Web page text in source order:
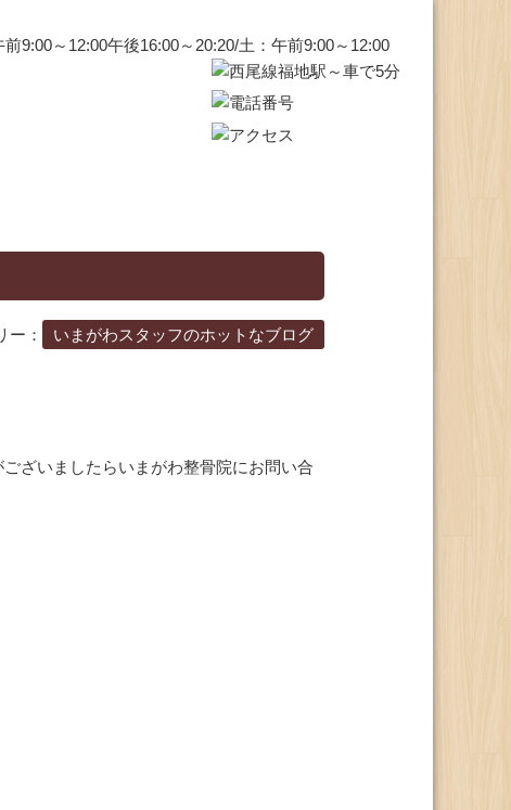
ー： いまがわスタッフのホットなブログ
ざいましたらいまがわ整骨院にお問い合